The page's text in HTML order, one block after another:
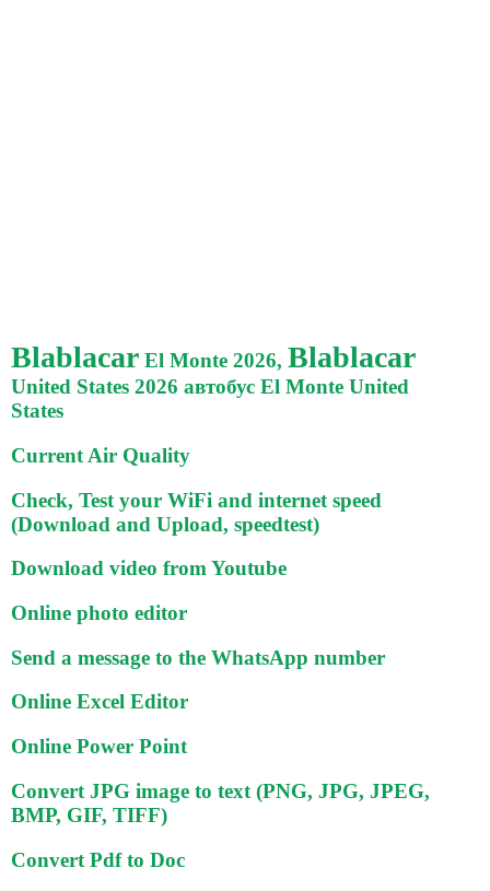
Blablacar El Monte 2026, Blablacar
United States 2026 автобус El Monte United
States
Current Air Quality
Check, Test your WiFi and internet speed
(Download and Upload, speedtest)
Download video from Youtube
Online photo editor
Send a message to the WhatsApp number
Online Excel Editor
Online Power Point
Convert JPG image to text (PNG, JPG, JPEG,
BMP, GIF, TIFF)
Convert Pdf to Doc